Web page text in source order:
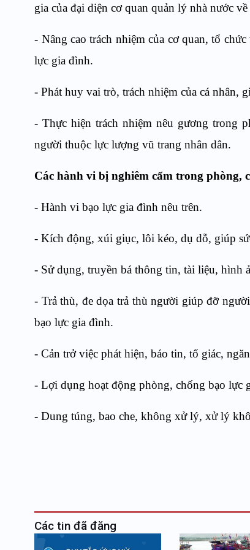
gia của đại diện cơ quan quản lý nhà nước
- Nâng cao trách nhiệm của cơ quan, tổ
lực gia đình.
- Phát huy vai trò, trách nhiệm của cá nhân,
- Thực hiện trách nhiệm nêu gương trong
người thuộc lực lượng vũ trang nhân dân.
Các hành vi bị nghiêm cấm trong phòng,
- Hành vi bạo lực gia đình nêu trên.
- Kích động, xúi giục, lôi kéo, dụ dỗ, giúp
- Sử dụng, truyền bá thông tin, tài liệu, hình
- Trả thù, đe dọa trả thù người giúp đỡ
bạo lực gia đình.
- Cản trở việc phát hiện, báo tin, tố giác,
- Lợi dụng hoạt động phòng, chống bạo lực
- Dung túng, bao che, không xử lý, xử lý
Các tin đã đăng